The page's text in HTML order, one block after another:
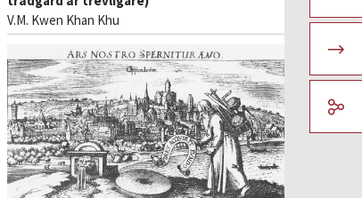
V.M. Kwen Khan Khu